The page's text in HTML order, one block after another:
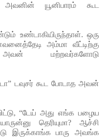
அவனின் யூனிபாரம் கூட
உண்டாகியிருந்தாள். ஒரு
அம்மா வீட்டிற்கு
மற்றவர்களோடு
டவுசர் கூட போடாத அவன்
“டேய் அது எங்க பழைய
தெரியுமா? ஆச்சி
இருக்காங்க பாரு அவங்க